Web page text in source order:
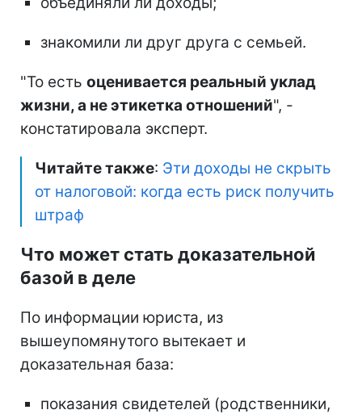
знакомили ли друг друга с семьей.
"То есть оценивается реальный уклад
жизни, а не этикетка отношений", -
констатировала эксперт.
Читайте также: Эти доходы не скрыть
от налоговой: когда есть риск получить
штраф
Что может стать доказательной
базой в деле
По информации юриста, из
вышеупомянутого вытекает и
доказательная база:
показания свидетелей (родственники,